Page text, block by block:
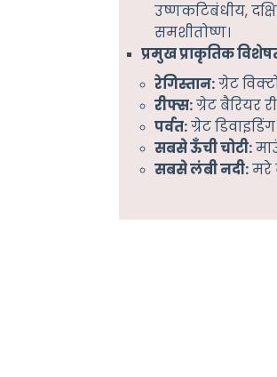
उष्णकटिबंधीय,
समशीतोष्ण।
प्रमुख प्राकृतिक
रेगिस्तान:ग्रेट
रीफ्स:ग्रेट बैरियर
पर्वत:ग्रेट
सबसे ऊँची चोटी:
सबसे लंबी नदी:मरे